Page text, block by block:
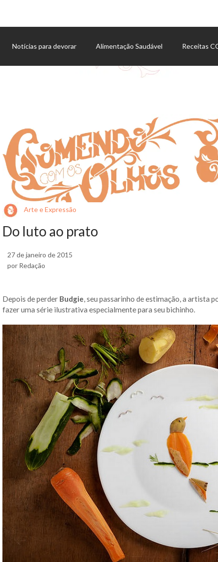
Notícias para devorar Alimentação Saudável Receitas
Arte e Expressão
Do luto ao prato
27 de janeiro de 2015
por Redação
Depois de perder Budgie , seu passarinho de estimação, a artista
fazer uma série ilustrativa especialmente para seu bichinho.